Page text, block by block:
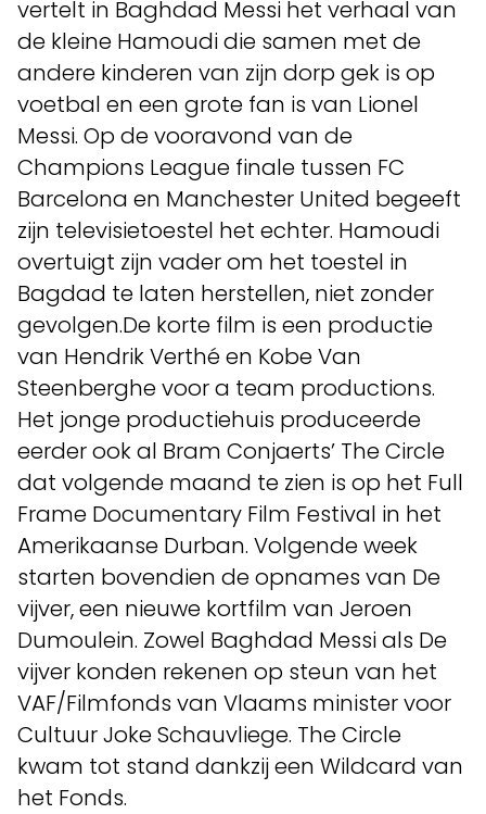
vertelt in Baghdad Messi het verhaal van
de kleine Hamoudi die samen met de
andere kinderen van zijn dorp gek is op
voetbal en een grote fan is van Lionel
Messi. Op de vooravond van de
Champions League finale tussen FC
Barcelona en Manchester United begeeft
zijn televisietoestel het echter. Hamoudi
overtuigt zijn vader om het toestel in
Bagdad te laten herstellen, niet zonder
gevolgen.De korte film is een productie
van Hendrik Verthé en Kobe Van
Steenberghe voor a team productions.
Het jonge productiehuis produceerde
eerder ook al Bram Conjaerts’ The Circle
dat volgende maand te zien is op het Full
Frame Documentary Film Festival in het
Amerikaanse Durban. Volgende week
starten bovendien de opnames van De
vijver, een nieuwe kortfilm van Jeroen
Dumoulein. Zowel Baghdad Messi als De
vijver konden rekenen op steun van het
VAF/Filmfonds van Vlaams minister voor
Cultuur Joke Schauvliege. The Circle
kwam tot stand dankzij een Wildcard van
het Fonds.